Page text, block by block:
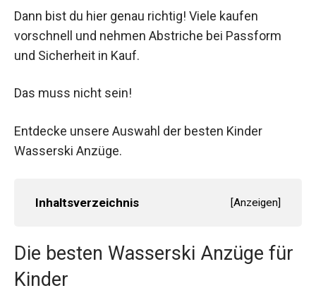
Dann bist du hier genau richtig! Viele kaufen
vorschnell und nehmen Abstriche bei Passform
und Sicherheit in Kauf.
Das muss nicht sein!
Entdecke unsere Auswahl der besten Kinder
Wasserski Anzüge.
Inhaltsverzeichnis [Anzeigen]
Die besten Wasserski Anzüge für
Kinder